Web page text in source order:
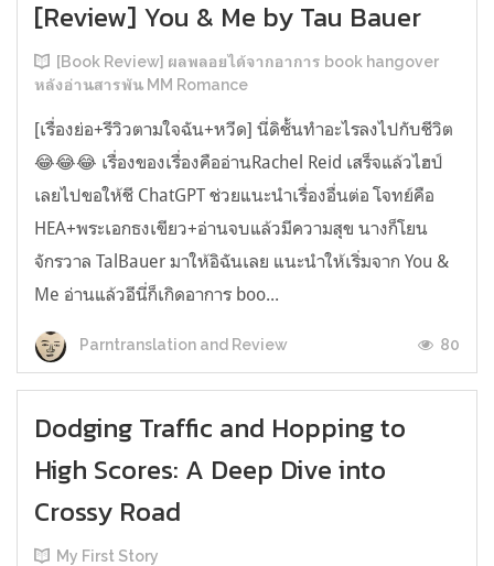
[Review] You & Me by Tau Bauer
[Book Review] ผลพลอยได้จากอาการ book hangover
หลังอ่านสารพัน MM Romance
[เรื่องย่อ+รีวิวตามใจฉัน+หวีด] นี่ดิชั้นทำอะไรลงไปกับชีวิต
😂😂😂 เรื่องของเรื่องคืออ่านRachel Reid เสร็จแล้วไฮป์
เลยไปขอให้ชี ChatGPT ช่วยแนะนำเรื่องอื่นต่อ โจทย์คือ
HEA+พระเอกธงเขียว+อ่านจบแล้วมีความสุข นางก็โยน
จักรวาล TalBauer มาให้อิฉันเลย แนะนำให้เริ่มจาก You &
Me อ่านแล้วอีนี่ก็เกิดอาการ boo...
Parntranslation and Review 80
Dodging Traffic and Hopping to
High Scores: A Deep Dive into
Crossy Road
My First Story